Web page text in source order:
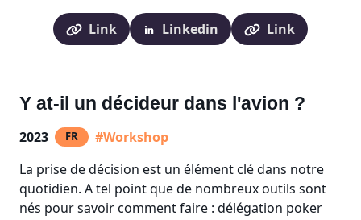
Link Linkedin Link
Y at-il un décideur dans l'avion ?
2023 FR
#Workshop
La prise de décision est un élément clé dans notre
quotidien. A tel point que de nombreux outils sont
nés pour savoir comment faire : délégation poker